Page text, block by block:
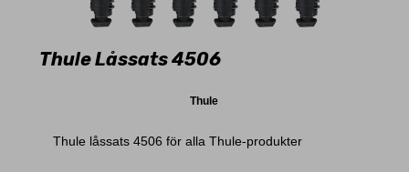
Thule Låssats 4506
Thule
Thule låssats 4506 för alla Thule-produkter